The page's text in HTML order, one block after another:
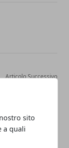
sito
a quali
Articolo Successivo